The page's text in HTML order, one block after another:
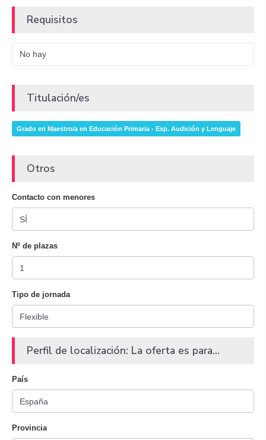
Requisitos
No hay
Titulación/es
Grado en Maestro/a en Educación Primaria - Esp. Audición y Lenguaje
Otros
Contacto con menores
Nº de plazas
Tipo de jornada
Perfil de localización: La oferta es para...
País
Provincia